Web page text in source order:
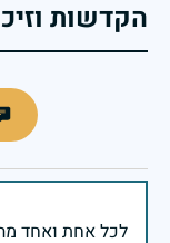
הקדשות